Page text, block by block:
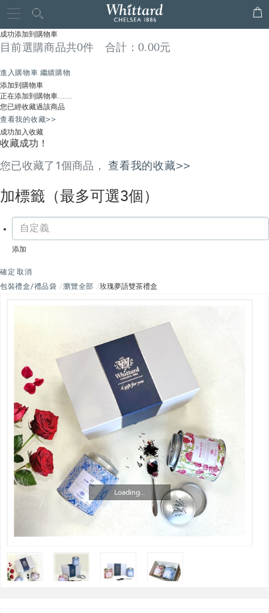
Close
Whittard
of
Chelsea
成功添加到購物車
目前選購商品共0件 合計： 0.00元
進入購物車 繼續購物
添加到購物車
正在添加到購物車……
您已經收藏過該商品
查看我的收藏>>
成功加入收藏
收藏成功！
您已收藏了 1個商品，查看我的收藏>>
加標籤 （最多可選3個）
添加
確定 取消
包裝禮盒/禮品袋
瀏覽全部 玫瑰夢語雙茶禮盒
Loading...